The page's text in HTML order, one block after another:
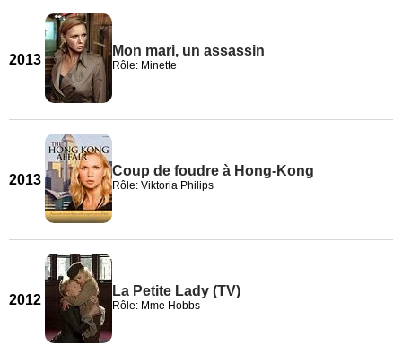
2013
Mon mari, un assassin
Rôle: Minette
2013
Coup de foudre à Hong-Kong
Rôle: Viktoria Philips
2012
La Petite Lady (TV)
Rôle: Mme Hobbs